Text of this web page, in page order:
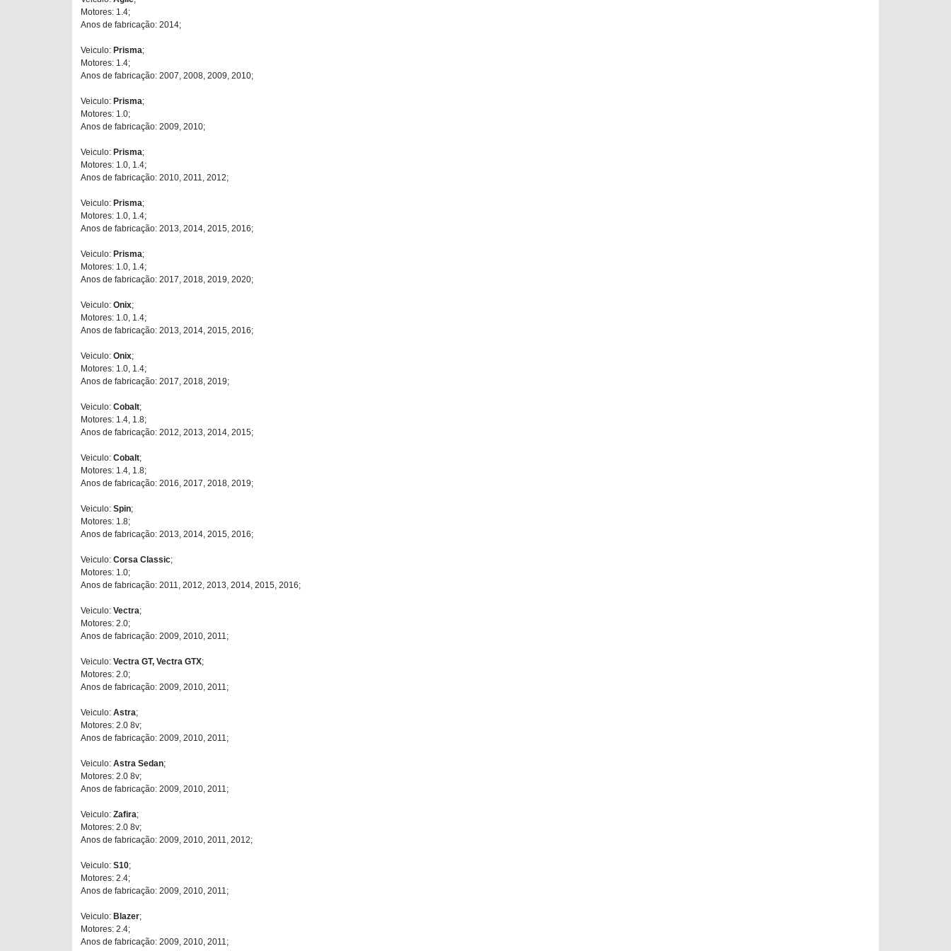
Motores: 1.4;
Anos de fabricação: 2014;
Veiculo: Prisma;
Motores: 1.4;
Anos de fabricação: 2007, 2008, 2009, 2010;
Veiculo: Prisma;
Motores: 1.0;
Anos de fabricação: 2009, 2010;
Veiculo: Prisma;
Motores: 1.0, 1.4;
Anos de fabricação: 2010, 2011, 2012;
Veiculo: Prisma;
Motores: 1.0, 1.4;
Anos de fabricação: 2013, 2014, 2015, 2016;
Veiculo: Prisma;
Motores: 1.0, 1.4;
Anos de fabricação: 2017, 2018, 2019, 2020;
Veiculo: Onix;
Motores: 1.0, 1.4;
Anos de fabricação: 2013, 2014, 2015, 2016;
Veiculo: Onix;
Motores: 1.0, 1.4;
Anos de fabricação: 2017, 2018, 2019;
Veiculo: Cobalt;
Motores: 1.4, 1.8;
Anos de fabricação: 2012, 2013, 2014, 2015;
Veiculo: Cobalt;
Motores: 1.4, 1.8;
Anos de fabricação: 2016, 2017, 2018, 2019;
Veiculo: Spin;
Motores: 1.8;
Anos de fabricação: 2013, 2014, 2015, 2016;
Veiculo: Corsa Classic;
Motores: 1.0;
Anos de fabricação: 2011, 2012, 2013, 2014, 2015, 2016;
Veiculo: Vectra;
Motores: 2.0;
Anos de fabricação: 2009, 2010, 2011;
Veiculo: Vectra GT, Vectra GTX;
Motores: 2.0;
Anos de fabricação: 2009, 2010, 2011;
Veiculo: Astra;
Motores: 2.0 8v;
Anos de fabricação: 2009, 2010, 2011;
Veiculo: Astra Sedan;
Motores: 2.0 8v;
Anos de fabricação: 2009, 2010, 2011;
Veiculo: Zafira;
Motores: 2.0 8v;
Anos de fabricação: 2009, 2010, 2011, 2012;
Veiculo: S10;
Motores: 2.4;
Anos de fabricação: 2009, 2010, 2011;
Veiculo: Blazer;
Motores: 2.4;
Anos de fabricação: 2009, 2010, 2011;